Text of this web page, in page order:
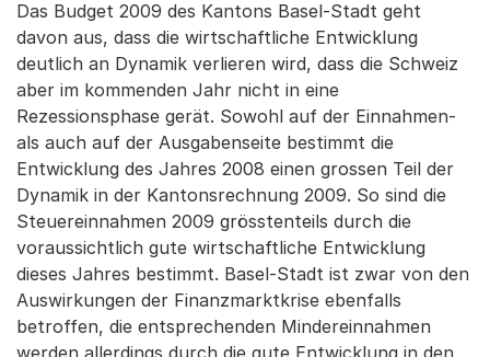
Das Budget 2009 des Kantons Basel-Stadt geht
davon aus, dass die wirtschaftliche Entwicklung
deutlich an Dynamik verlieren wird, dass die Schweiz
aber im kommenden Jahr nicht in eine
Rezessionsphase gerät. Sowohl auf der Einnahmen-
als auch auf der Ausgabenseite bestimmt die
Entwicklung des Jahres 2008 einen grossen Teil der
Dynamik in der Kantonsrechnung 2009. So sind die
Steuereinnahmen 2009 grösstenteils durch die
voraussichtlich gute wirtschaftliche Entwicklung
dieses Jahres bestimmt. Basel-Stadt ist zwar von den
Auswirkungen der Finanzmarktkrise ebenfalls
betroffen, die entsprechenden Mindereinnahmen
werden allerdings durch die gute Entwicklung in den